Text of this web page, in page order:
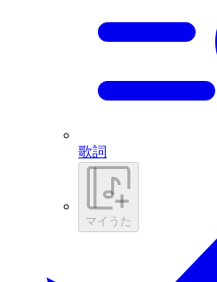
歌詞
マイうた